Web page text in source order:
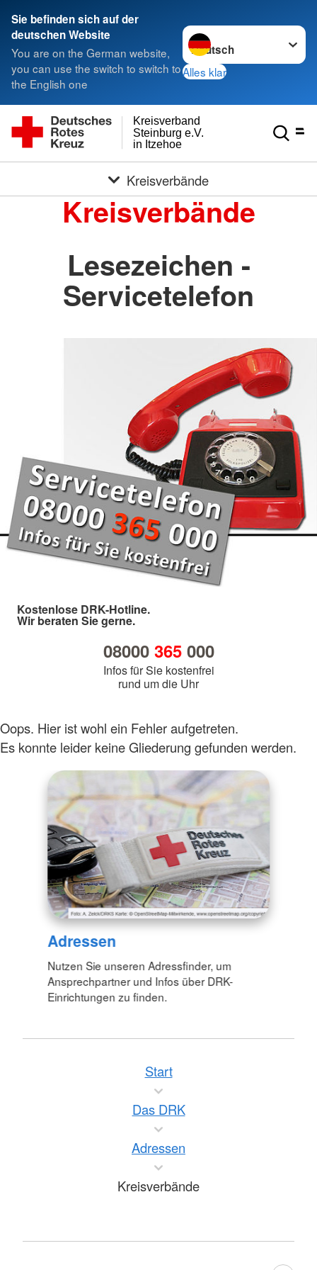
Sie befinden sich auf der
deutschen Website
You are on the German website,
you can use the switch to switch to
the English one
Sprache wechseln zu
Alles klar
in Itzehoe
Steinburg e.V.
Kreisverband
Kreisverbände
Kreisverbände
Lesezeichen -
Servicetelefon
Kostenlose DRK-Hotline.
Wir beraten Sie gerne.
08000 365000
Infos für Sie kostenfrei
rund um die Uhr
Oops. Hier ist wohl ein Fehler aufgetreten.
Es konnte leider keine Gliederung gefunden werden.
Adressen
Nutzen Sie unseren Adressfinder, um
Ansprechpartner und Infos über DRK-
Einrichtungen zu finden.
Start
Das DRK
Adressen
Kreisverbände